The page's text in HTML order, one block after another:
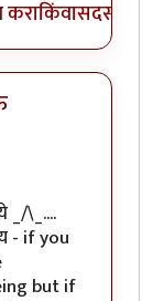
कराकिंवासदस्य व्हा
का मी असा
_/\_....
- if you
but if